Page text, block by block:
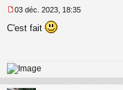
e
g
e
03 déc. 2023, 18:35
C'est fait